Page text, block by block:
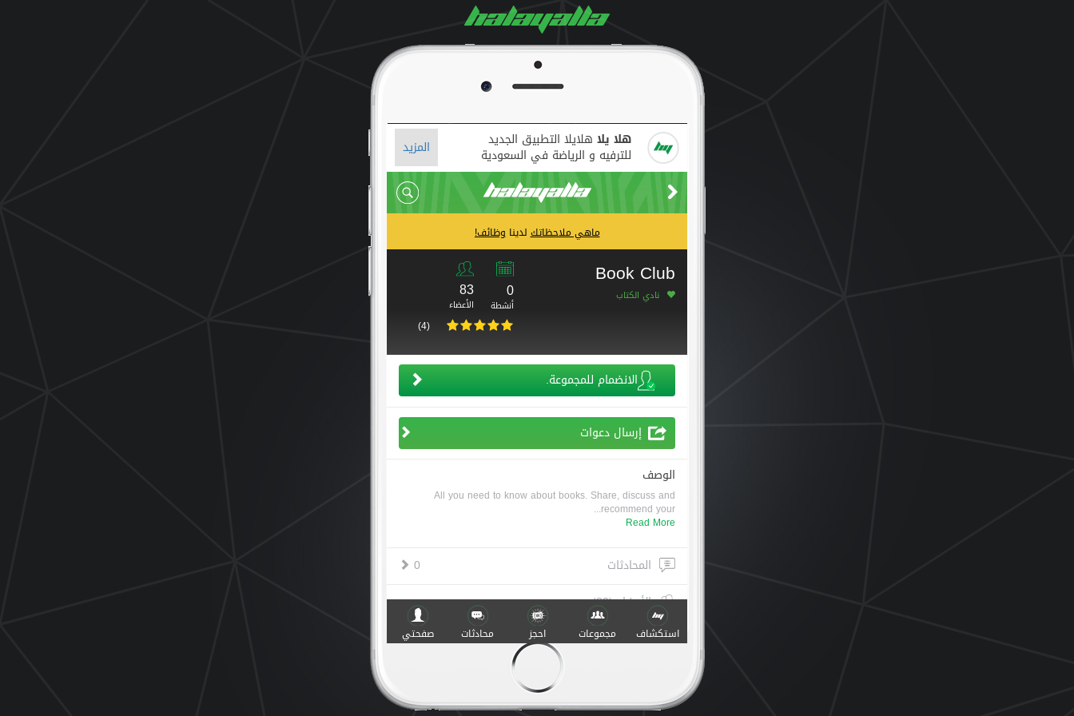
هلا يلا هلايلا التطبيق الجديد
للترفيه و الرياضة في السعودية المزيد
ماهي ملاحظاتكلديناوظائف!
Book Club
نادي الكتاب 0
أنشطة
83
الأعضاء
(4)
الانضمام للمجموعة.
إرسال دعوات
الوصف
All you need to know about books. Share, discuss and
recommend your...
Read More
المحادثات
0
الأعضاء (83)
أنشطة
v.1.0
استكشاف مجموعات احجز محادثات صفحتي